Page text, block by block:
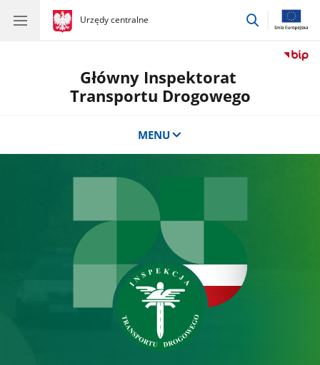
gov.pl
Urzędy centralne
gov.pl
Urzędy
przejdź
Główny Inspektorat
Transportu Drogowego
MENU